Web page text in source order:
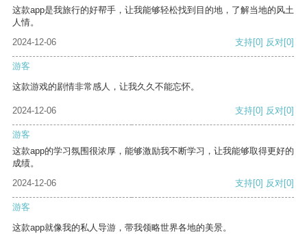
这款app是我旅行的好帮手，让我能够轻松找到目的地，了解当地的风土
人情。
2024-12-06
支持[0] 反对[0]
游客
这款游戏的剧情非常感人，让我久久不能忘怀。
2024-12-06 支持[0] 反对[0]
游客
这款app的学习氛围很浓厚，能够激励我不断学习，让我能够取得更好的
成绩。
2024-12-06
支持[0] 反对[0]
游客
这款app就像我的私人导游，带我领略世界各地的美景。